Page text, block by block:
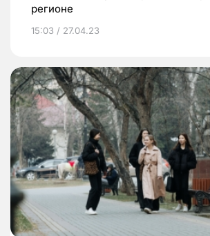
регионе
15:03 / 27.04.23